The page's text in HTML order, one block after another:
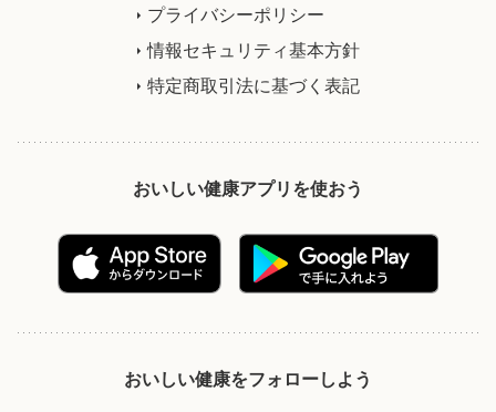
プライバシーポリシー
情報セキュリティ基本方針
特定商取引法に基づく表記
おいしい健康アプリを使おう
おいしい健康をフォローしよう